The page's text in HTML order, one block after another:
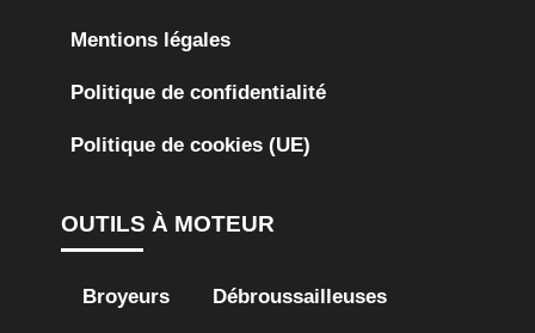
Mentions légales
Politique de confidentialité
Politique de cookies (UE)
OUTILS À MOTEUR
Broyeurs Débroussailleuses